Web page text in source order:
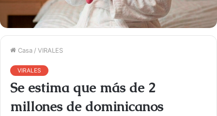
Casa / VIRALES
VIRALES
Se estima que más de 2
millones de dominicanos